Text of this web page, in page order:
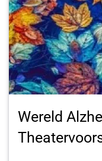
Wereld